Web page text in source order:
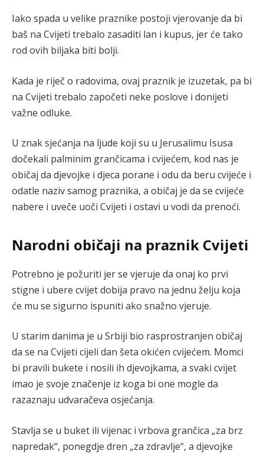
Iako spada u velike praznike postoji vjerovanje da bi
baš na Cvijeti trebalo zasaditi lan i kupus, jer će tako
rod ovih biljaka biti bolji.
Kada je riječ o radovima, ovaj praznik je izuzetak, pa bi
na Cvijeti trebalo započeti neke poslove i donijeti
važne odluke.
U znak sjećanja na ljude koji su u Jerusalimu Isusa
dočekali palminim grančicama i cvijećem, kod nas je
običaj da djevojke i djeca porane i odu da beru cvijeće i
odatle naziv samog praznika, a običaj je da se cvijeće
nabere i uveče uoči Cvijeti i ostavi u vodi da prenoći.
Narodni običaji na praznik Cvijeti
Potrebno je požuriti jer se vjeruje da onaj ko prvi
stigne i ubere cvijet dobija pravo na jednu želju koja
će mu se sigurno ispuniti ako snažno vjeruje.
U starim danima je u Srbiji bio rasprostranjen običaj
da se na Cvijeti cijeli dan šeta okićen cvijećem. Momci
bi pravili bukete i nosili ih djevojkama, a svaki cvijet
imao je svoje značenje iz koga bi one mogle da
razaznaju udvaračeva osjećanja.
Stavlja se u buket ili vijenac i vrbova grančica „za brz
napredak“, ponegdje dren „za zdravlje“, a djevojke